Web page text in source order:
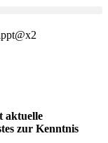
aktuelle
zur Kenntnis